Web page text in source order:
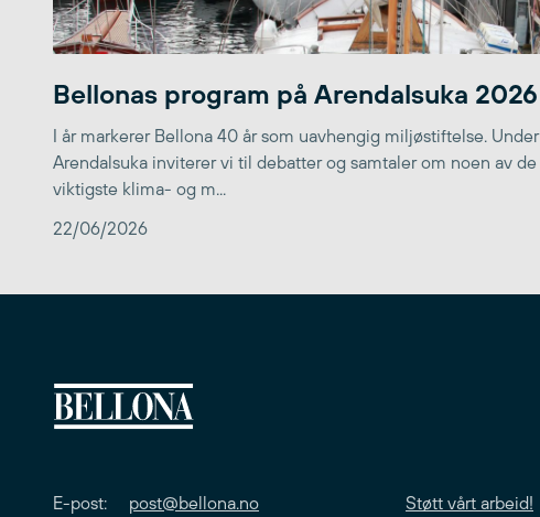
Bellonas program på Arendalsuka 2026
I år markerer Bellona 40 år som uavhengig miljøstiftelse. Under
Arendalsuka inviterer vi til debatter og samtaler om noen av de
viktigste klima- og m...
22/06/2026
E-post: post@bellona.no
Støtt vårt arbeid!